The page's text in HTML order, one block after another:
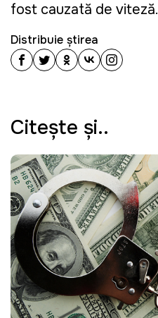
fost cauzată de viteză.
Distribuie știrea
Citeşte şi..